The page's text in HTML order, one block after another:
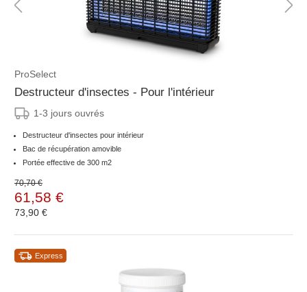
ProSelect
Destructeur d'insectes - Pour l'intérieur
1-3 jours ouvrés
Destructeur d'insectes pour intérieur
Bac de récupération amovible
Portée effective de 300 m2
70,70 €
61,58 €
73,90 €
Express